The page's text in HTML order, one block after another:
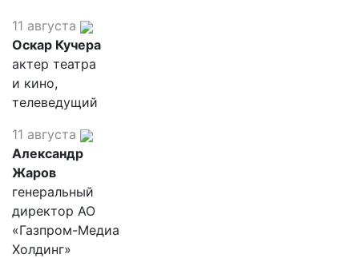
11 августа
Оскар Кучера
актер театра
и кино,
телеведущий
11 августа
Александр
Жаров
генеральный
директор АО
«Газпром-Медиа
Холдинг»